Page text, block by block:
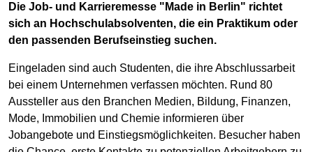
Die Job- und Karrieremesse "Made in Berlin" richtet
sich an Hochschulabsolventen, die ein Praktikum oder
den passenden Berufseinstieg suchen.
Eingeladen sind auch Studenten, die ihre Abschlussarbeit
bei einem Unternehmen verfassen möchten. Rund 80
Aussteller aus den Branchen Medien, Bildung, Finanzen,
Mode, Immobilien und Chemie informieren über
Jobangebote und Einstiegsmöglichkeiten. Besucher haben